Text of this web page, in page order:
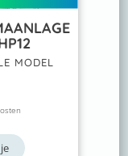
MODEL